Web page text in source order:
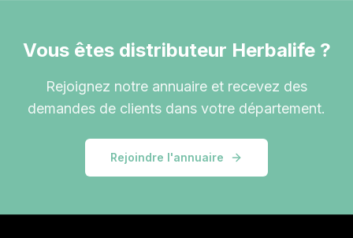
Vous êtes distributeur Herbalife ?
Rejoignez notre annuaire et recevez des
demandes de clients dans votre département.
Rejoindre l'annuaire